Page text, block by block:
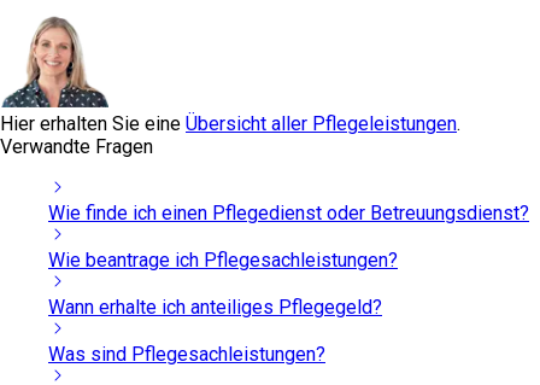
Hier erhalten Sie eine Übersicht aller Pflegeleistungen.
Verwandte Fragen
Wie finde ich einen Pflegedienst oder Betreuungsdienst?
Wie beantrage ich Pflegesachleistungen?
Wann erhalte ich anteiliges Pflegegeld?
Was sind Pflegesachleistungen?